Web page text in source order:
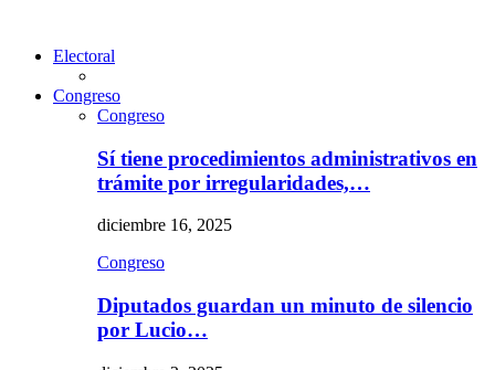
Electoral
Congreso
Congreso
Sí tiene procedimientos administrativos en
trámite por irregularidades,…
diciembre 16, 2025
Congreso
Diputados guardan un minuto de silencio
por Lucio…